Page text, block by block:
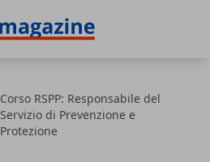
Corso RSPP: Responsabile del
Servizio di Prevenzione e
Protezione